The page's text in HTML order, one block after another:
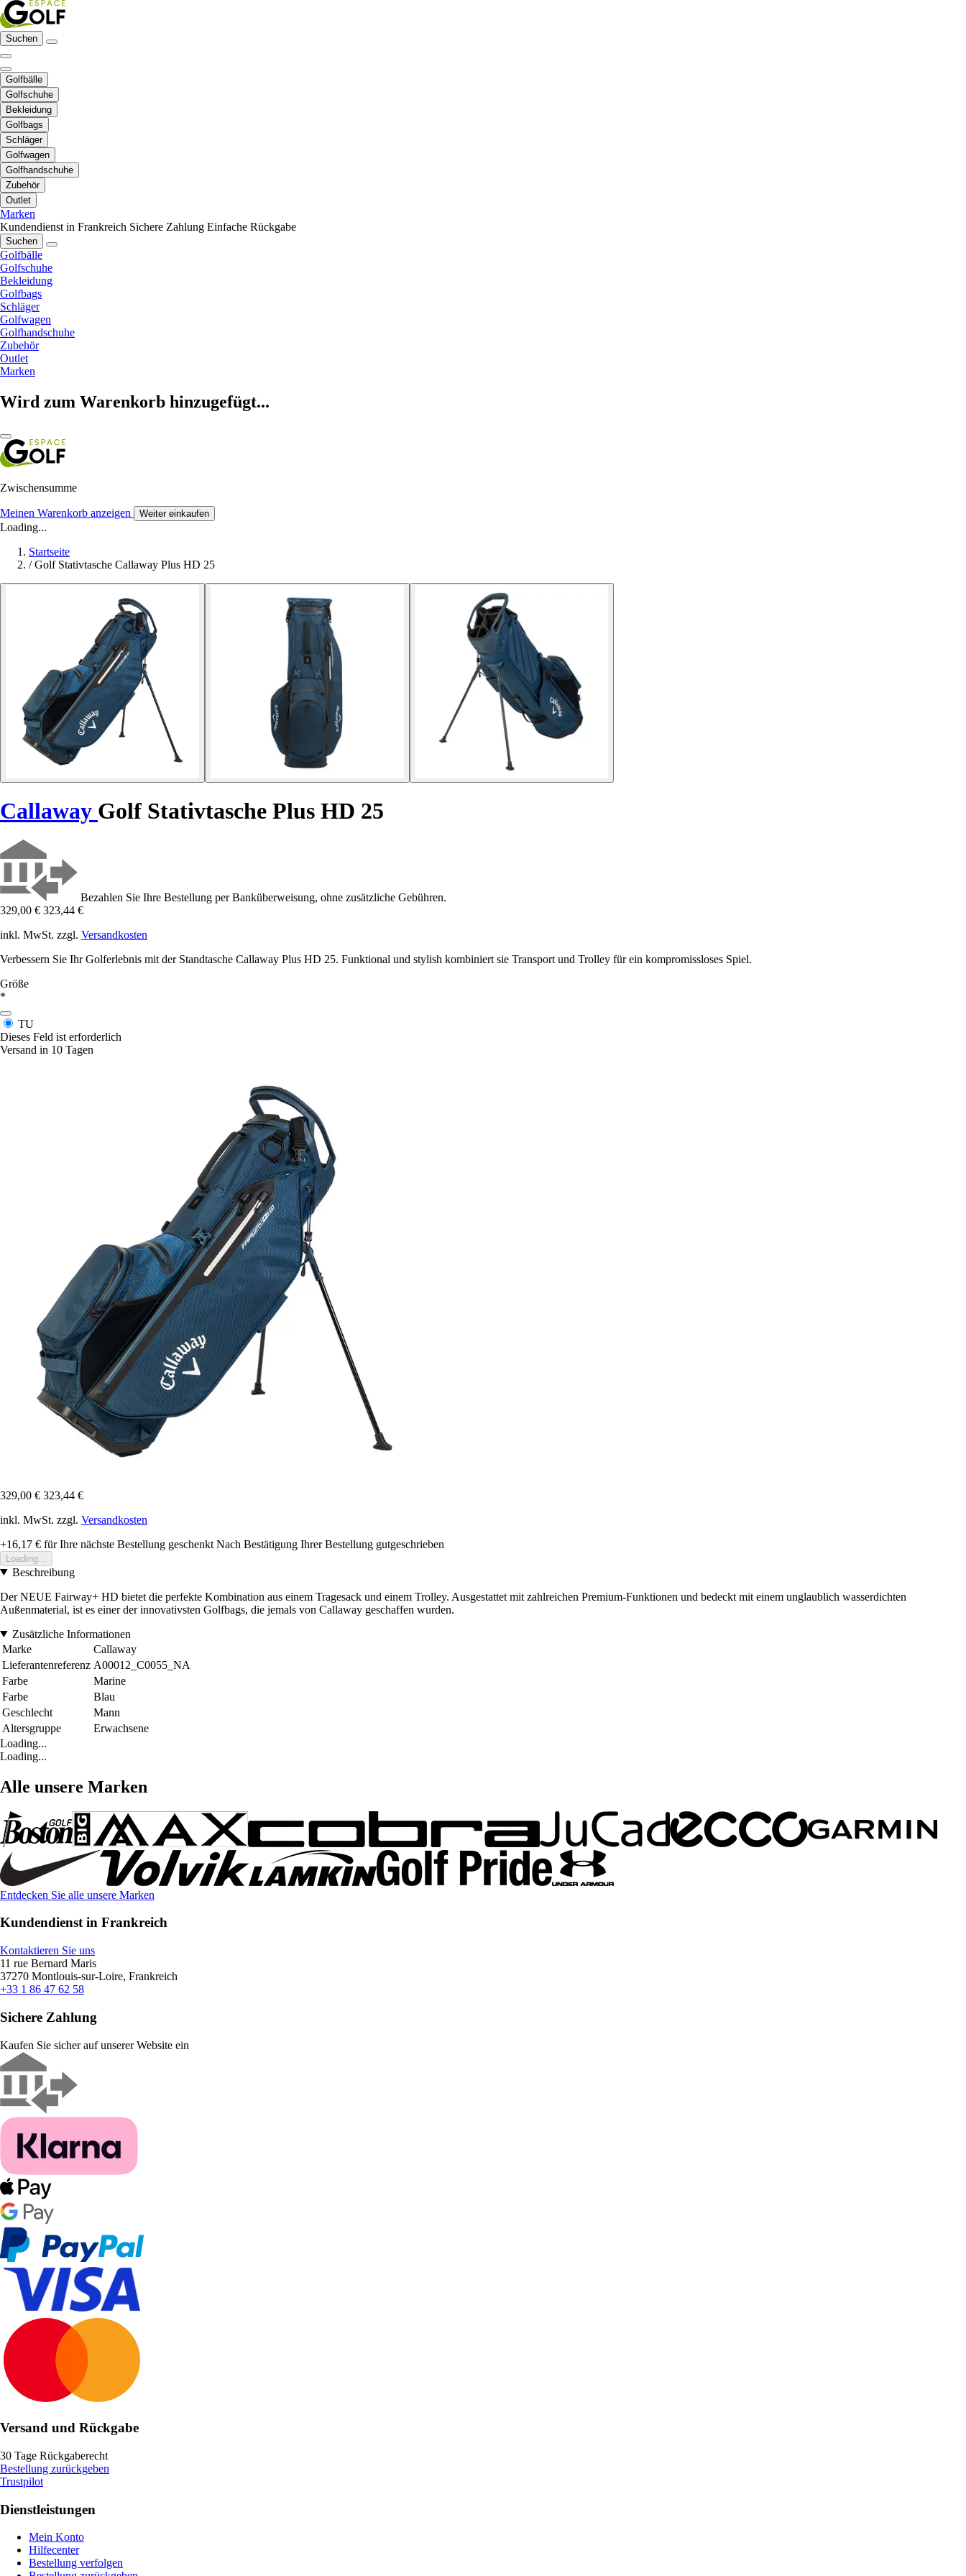
Suchen
Golfbälle
Golfschuhe
Bekleidung
Golfbags
Schläger
Golfwagen
Golfhandschuhe
Zubehör
Outlet
Marken
Kundendienst in Frankreich Sichere Zahlung Einfache Rückgabe
Suchen
Golfbälle
Golfschuhe
Bekleidung
Golfbags
Schläger
Golfwagen
Golfhandschuhe
Zubehör
Outlet
Marken
Wird zum Warenkorb hinzugefügt...
Zwischensumme
Meinen Warenkorb anzeigen Weiter einkaufen
Loading...
Startseite
/ Golf Stativtasche Callaway Plus HD 25
Callaway Golf Stativtasche Plus HD 25
Bezahlen Sie Ihre Bestellung per Banküberweisung, ohne zusätzliche Gebühren.
329,00 € 323,44 €
inkl. MwSt. zzgl. Versandkosten
Verbessern Sie Ihr Golferlebnis mit der Standtasche Callaway Plus HD 25. Funktional und stylish kombiniert sie Transport und Trolley für ein kompromissloses Spiel.
Größe
*
TU
Dieses Feld ist erforderlich
Versand in 10 Tagen
329,00 € 323,44 €
inkl. MwSt. zzgl. Versandkosten
+16,17 € für Ihre nächste Bestellung geschenkt Nach Bestätigung Ihrer Bestellung gutgeschrieben
Loading...
Beschreibung
Der NEUE Fairway+ HD bietet die perfekte Kombination aus einem Tragesack und einem Trolley. Ausgestattet mit zahlreichen Premium-Funktionen und bedeckt mit einem unglaublich wasserdichten
Außenmaterial, ist es einer der innovativsten Golfbags, die jemals von Callaway geschaffen wurden.
Zusätzliche Informationen
Marke
Callaway
Lieferantenreferenz A00012_C0055_NA
Farbe
Marine
Farbe
Blau
Geschlecht
Mann
Altersgruppe
Erwachsene
Loading...
Loading...
Alle unsere Marken
Entdecken Sie alle unsere Marken
Kundendienst in Frankreich
Kontaktieren Sie uns
11 rue Bernard Maris
37270 Montlouis-sur-Loire, Frankreich
+33 1 86 47 62 58
Sichere Zahlung
Kaufen Sie sicher auf unserer Website ein
Versand und Rückgabe
30 Tage Rückgaberecht
Bestellung zurückgeben
Trustpilot
Dienstleistungen
Mein Konto
Hilfecenter
Bestellung verfolgen